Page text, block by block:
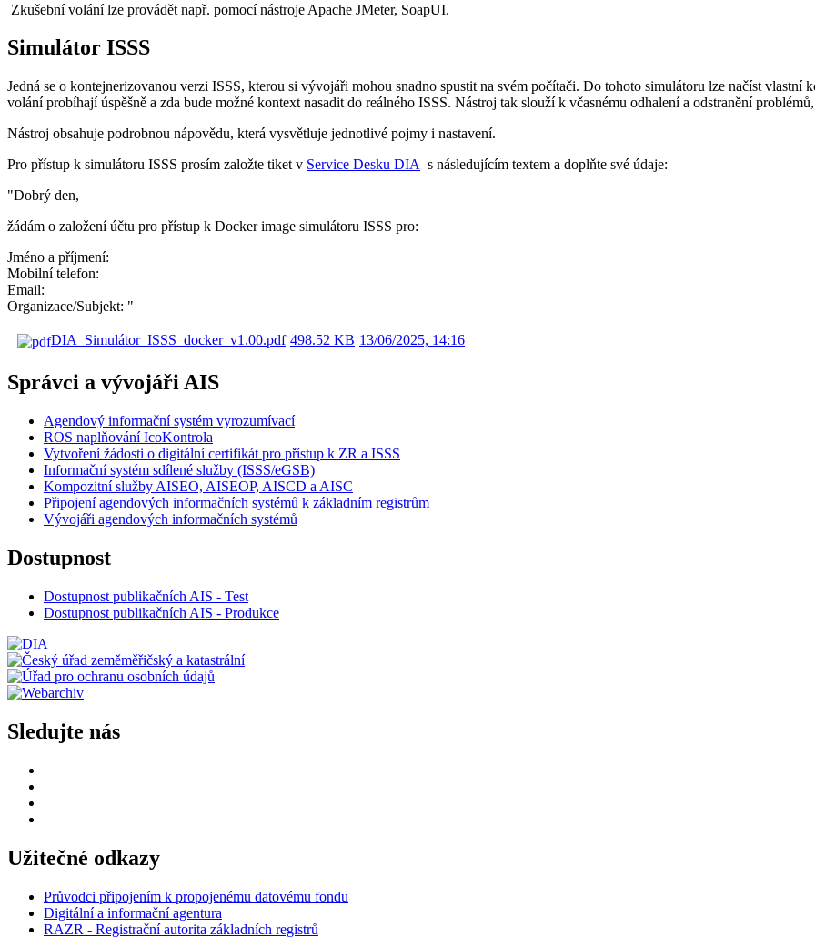
Zkušební volání lze provádět např. pomocí nástroje Apache JMeter, SoapUI.
Simulátor ISSS
Jedná se o kontejnerizovanou verzi ISSS, kterou si vývojáři mohou snadno spustit na svém počítači. Do tohoto simulátoru lze načíst vlastní
volání probíhají úspěšně a zda bude možné kontext nasadit do reálného ISSS. Nástroj tak slouží k včasnému odhalení a odstranění
Nástroj obsahuje podrobnou nápovědu, která vysvětluje jednotlivé pojmy i nastavení.
Pro přístup k simulátoru ISSS prosím založte tiket v Service Desku DIA s následujícím textem a doplňte své údaje:
"Dobrý den,
žádám o založení účtu pro přístup k Docker image simulátoru ISSS pro:
Jméno a příjmení:
Mobilní telefon:
Email:
Organizace/Subjekt: "
DIA_Simulátor_ISSS_docker_v1.00.pdf 498.52 KB 13/06/2025, 14:16
Správci a vývojáři AIS
Agendový informační systém vyrozumívací
ROS naplňování IcoKontrola
Vytvoření žádosti o digitální certifikát pro přístup k ZR a ISSS
Informační systém sdílené služby (ISSS/eGSB)
Kompozitní služby AISEO, AISEOP, AISCD a AISC
Připojení agendových informačních systémů k základním registrům
Vývojáři agendových informačních systémů
Dostupnost
Dostupnost publikačních AIS - Test
Dostupnost publikačních AIS - Produkce
Sledujte nás
Užitečné odkazy
Průvodci připojením k propojenému datovému fondu
Digitální a informační agentura
RAZR - Registrační autorita základních registrů